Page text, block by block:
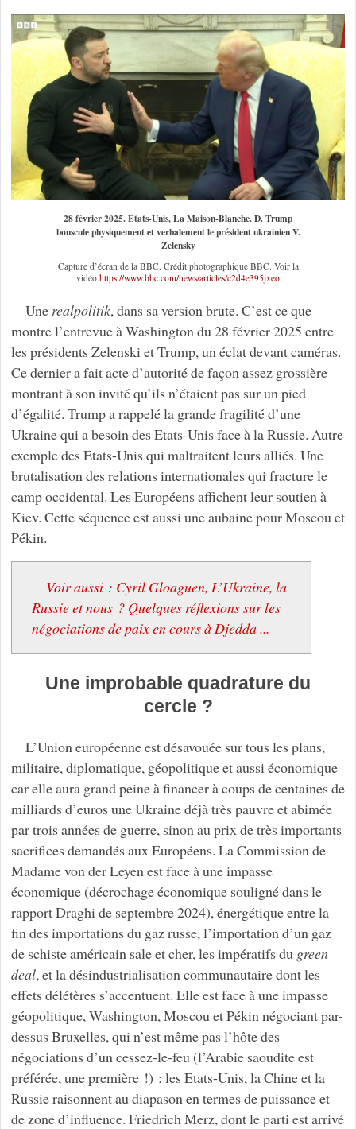
28 février 2025. Etats-Unis, La Maison-Blanche. D. Trump
bouscule physiquement et verbalement le président ukrainien V.
Zelensky
Capture d’écran de la BBC. Crédit photographique BBC. Voir la
vidéo https://www.bbc.com/news/articles/c2d4e395jxeo
Une realpolitik, dans sa version brute. C’est ce que
montre l’entrevue à Washington du 28 février 2025 entre
les présidents Zelenski et Trump, un éclat devant caméras.
Ce dernier a fait acte d’autorité de façon assez grossière
montrant à son invité qu’ils n’étaient pas sur un pied
d’égalité. Trump a rappelé la grande fragilité d’une
Ukraine qui a besoin des Etats-Unis face à la Russie. Autre
exemple des Etats-Unis qui maltraitent leurs alliés. Une
brutalisation des relations internationales qui fracture le
camp occidental. Les Européens affichent leur soutien à
Kiev. Cette séquence est aussi une aubaine pour Moscou et
Pékin.
Voir aussi : Cyril Gloaguen, L’Ukraine, la
Russie et nous ? Quelques réflexions sur les
négociations de paix en cours à Djedda ...
Une improbable quadrature du
cercle ?
L’Union européenne est désavouée sur tous les plans,
militaire, diplomatique, géopolitique et aussi économique
car elle aura grand peine à financer à coups de centaines de
milliards d’euros une Ukraine déjà très pauvre et abimée
par trois années de guerre, sinon au prix de très importants
sacrifices demandés aux Européens. La Commission de
Madame von der Leyen est face à une impasse
économique (décrochage économique souligné dans le
rapport Draghi de septembre 2024), énergétique entre la
fin des importations du gaz russe, l’importation d’un gaz
de schiste américain sale et cher, les impératifs du green
deal, et la désindustrialisation communautaire dont les
effets délétères s’accentuent. Elle est face à une impasse
géopolitique, Washington, Moscou et Pékin négociant par-
dessus Bruxelles, qui n’est même pas l’hôte des
négociations d’un cessez-le-feu (l’Arabie saoudite est
préférée, une première !) : les Etats-Unis, la Chine et la
Russie raisonnent au diapason en termes de puissance et
de zone d’influence. Friedrich Merz, dont le parti est arrivé